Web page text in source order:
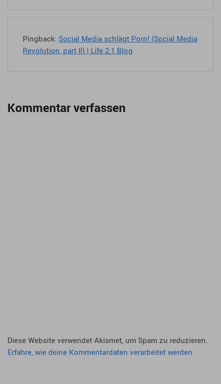
Pingback: Social Media schlägt Porn! (Social Media
Revolution, part II) | Life 2.1 Blog
Kommentar verfassen
Diese Website verwendet Akismet, um Spam zu reduzieren.
Erfahre, wie deine Kommentardaten verarbeitet werden.